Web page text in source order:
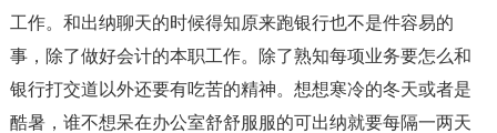
工作。和出纳聊天的时候得知原来跑银行也不是件容易的
事，除了做好会计的本职工作。除了熟知每项业务要怎么和
银行打交道以外还要有吃苦的精神。想想寒冷的冬天或者是
酷暑，谁不想呆在办公室舒舒服服的可出纳就要每隔一两天